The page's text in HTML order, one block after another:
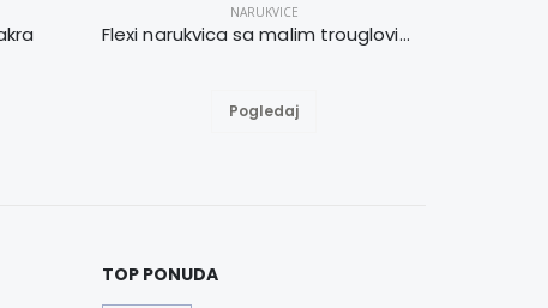
NARUKVICE
Flexi narukvica sa malim trouglovima M
Pogledaj
TOP PONUDA